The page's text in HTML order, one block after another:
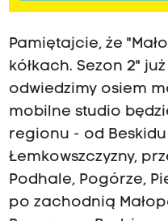
Pamiętajcie, że
kółkach. Sezon 2"
odwiedzimy osiem
mobilne studio
regionu - od
Łemkowszczyzny,
Podhale, Pogórze,
po zachodnią